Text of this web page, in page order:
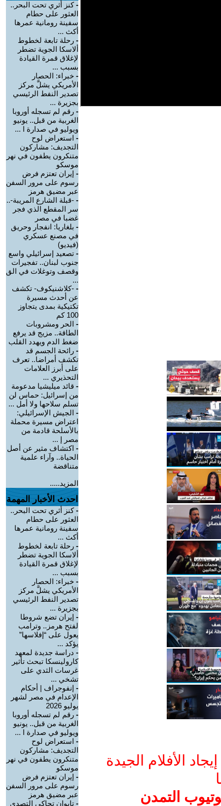
الأفلام الجيدة
التمدن
-كنز أثري تحت البحر..
العثور على حطام
سفينة رومانية عمرها
أكث ...
- رحلة تابعة لخطوط
ألاسكا الجوية تضطر
لإغلاق قمرة القيادة
بسبب ...
- خبراء: الحصار
الأمريكي يشلَّ مركز
تصدير النفط الرئيسي
بجزيرة ...
- رقم لم تسجله أوروبا
الغربية من قبل.. يونيو
ويوليو في صدارة ا ...
- استعراض لوح
التجديف: مشاركون
متنكرون يطفون في نهر
موسكو
- إيران تعتزم فرض
رسوم على مرور السفن
عبر مضيق هرمز
- -قبلة الشارع المريبة-..
سر المقطع الذي فجر
غضبا في مصر
- بلغاريا: انفجار وحريق
في مصنع عسكري
(فيديو)
- تصعيد إسرائيلي واسع
جنوب لبنان.. تفجيرات
وقصف وتوغلات في الق
...
- -كلاشنيكوف- تكشف
عن أحدث مسيرة
تكتيكية بمدى يتجاوز
100 كم
- الحر ومشروبات
الطاقة.. مزيج قد يرفع
ضغط الدم ويهدد القلب
- رائحة الجسم قد
تكشف أمراضا.. تعرف
على أبرز العلامات
التحذيري ...
- قائد ميليشيا مدعومة
من إسرائيل: حماس لن
تسلم سلاحها ولا أمل ...
- الجيش الإسرائيلي:
اعتراض مسيرة محملة
بالأسلحة قادمة من
مصر إ ...
- اكتشاف مثير عن أصل
الحياة.. وآراء علمية
متناقضة
المزيد.....
احدث الأخبار المهمة
-كنز أثري تحت البحر..
العثور على حطام
سفينة رومانية عمرها
أكث ...
- رحلة تابعة لخطوط
ألاسكا الجوية تضطر
لإغلاق قمرة القيادة
بسبب ...
- خبراء: الحصار
الأمريكي يشلَّ مركز
تصدير النفط الرئيسي
بجزيرة ...
- إيران تضع شروطا
لفتح هرمز.. وترامب
يعول على “إفلاسها”
يؤكد ...
- دراسة جديدة لمعهد
كارولينسكا تبحث تأثير
غرسات الثدي على
تشخي ...
- إنفوجراف | أحكام
الإعدام في مصر لشهر
يوليو 2026
- رقم لم تسجله أوروبا
الغربية من قبل.. يونيو
ويوليو في صدارة ا ...
- استعراض لوح
التجديف: مشاركون
متنكرون يطفون في نهر
موسكو
- إيران تعتزم فرض
رسوم على مرور السفن
عبر مضيق هرمز
- تايوان تحاكي التصدي